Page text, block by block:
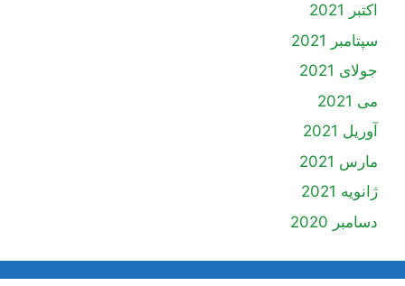
اکتبر 2021
سپتامبر 2021
جولای 2021
می 2021
آوریل 2021
مارس 2021
ژانویه 2021
دسامبر 2020